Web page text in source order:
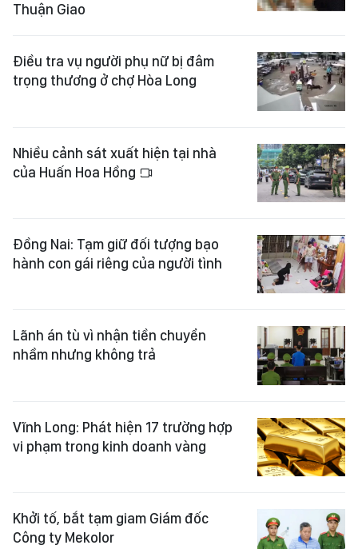
Thuận Giao
Điều tra vụ người phụ nữ bị đâm
trọng thương ở chợ Hòa Long
Nhiều cảnh sát xuất hiện tại nhà
của Huấn Hoa Hồng
Đồng Nai: Tạm giữ đối tượng bạo
hành con gái riêng của người tình
Lãnh án tù vì nhận tiền chuyển
nhầm nhưng không trả
Vĩnh Long: Phát hiện 17 trường hợp
vi phạm trong kinh doanh vàng
Khởi tố, bắt tạm giam Giám đốc
Công ty Mekolor